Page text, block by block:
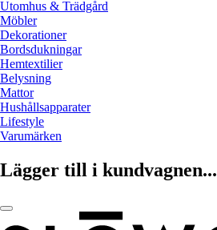
Utomhus & Trädgård
Möbler
Dekorationer
Bordsdukningar
Hemtextilier
Belysning
Mattor
Hushållsapparater
Lifestyle
Varumärken
Lägger till i kundvagnen...